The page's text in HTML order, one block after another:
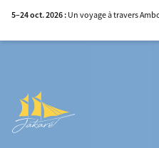
5–24 oct. 2026 : Un voyage à travers